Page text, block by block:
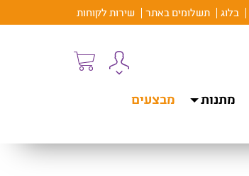
בלוג תשלומים באתר שירות לקוחות
מתנות
מבצעים